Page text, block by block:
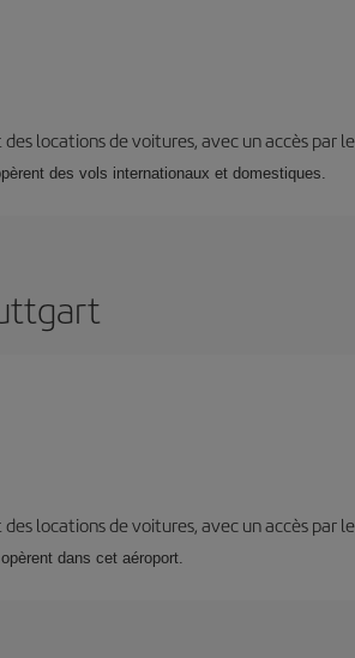
locations de voitures, avec un accès par
des vols internationaux et domestiques.
locations de voitures, avec un accès par
dans cet aéroport.